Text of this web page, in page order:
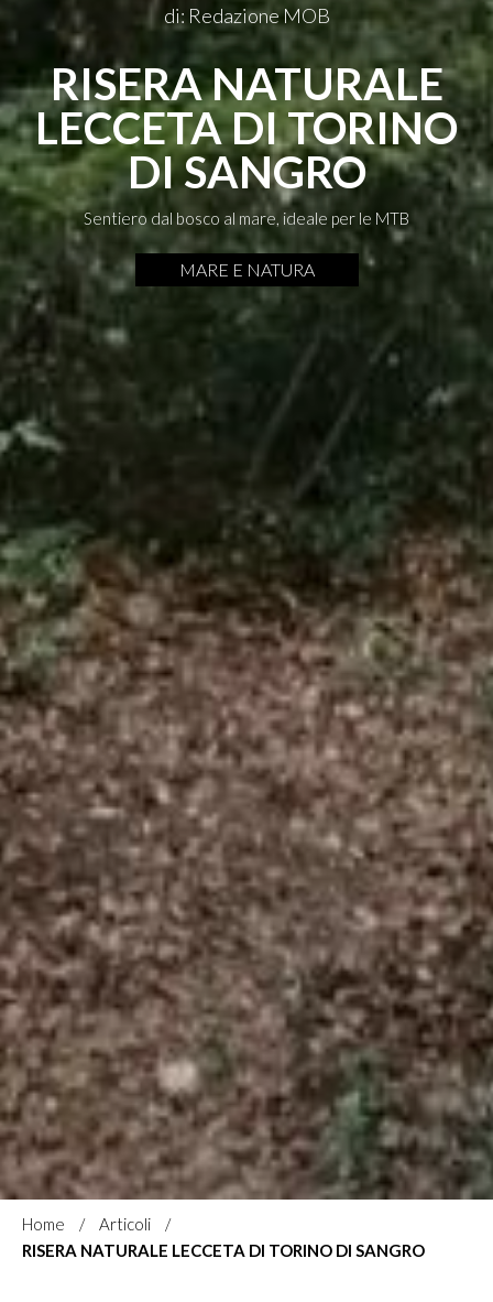
di: Redazione MOB
RISERA NATURALE
LECCETA DI TORINO
DI SANGRO
Sentiero dal bosco al mare, ideale per le MTB
MARE E NATURA
Home
Articoli
RISERA NATURALE LECCETA DI TORINO DI SANGRO